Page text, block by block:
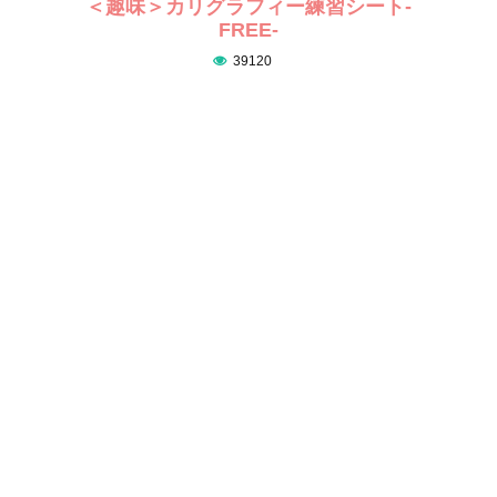
＜趣味＞カリグラフィー練習シート-
FREE-
39120